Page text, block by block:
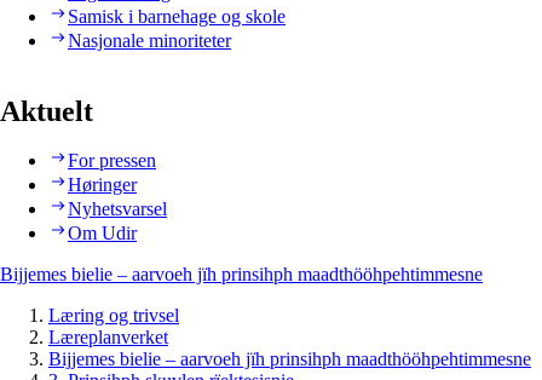
Samisk i barnehage og skole
Nasjonale minoriteter
Aktuelt
For pressen
Høringer
Nyhetsvarsel
Om Udir
Bijjemes bielie – aarvoeh jïh prinsihph maadthööhpehtimmesne
Læring og trivsel
Læreplanverket
Bijjemes bielie – aarvoeh jïh prinsihph maadthööhpehtimmesne